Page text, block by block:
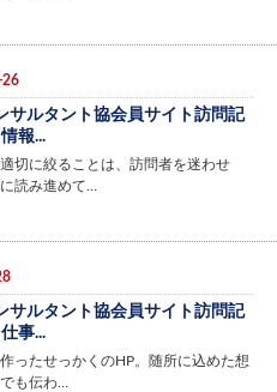
26
サルタント協会員サイト訪問記
情報...
切に絞ることは、訪問者を迷わせ
読み進めて…
サルタント協会員サイト訪問記
仕事...
ったせっかくのHP。随所に込めた想
も伝わ…